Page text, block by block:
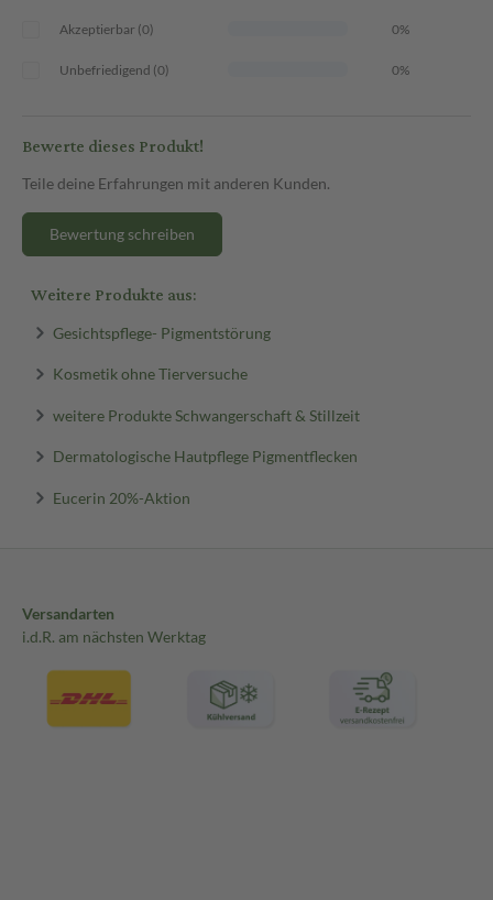
Akzeptierbar (0) 0%
Unbefriedigend (0) 0%
Bewerte dieses Produkt!
Teile deine Erfahrungen mit anderen Kunden.
Bewertung schreiben
Weitere Produkte aus:
Gesichtspflege- Pigmentstörung
Kosmetik ohne Tierversuche
weitere Produkte Schwangerschaft & Stillzeit
Dermatologische Hautpflege Pigmentflecken
Eucerin 20%-Aktion
Versandarten
i.d.R. am nächsten Werktag